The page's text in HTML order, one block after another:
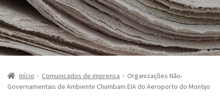
Início Comunicados de imprensa
Organizações Não-
Governamentais de Ambiente Chumbam EIA do Aeroporto do Montijo